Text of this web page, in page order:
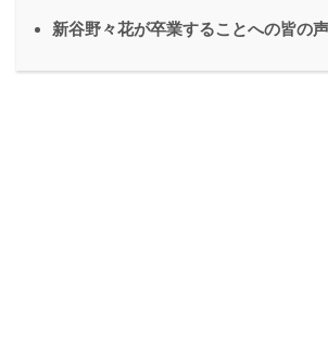
新谷野々花が卒業することへの皆の声